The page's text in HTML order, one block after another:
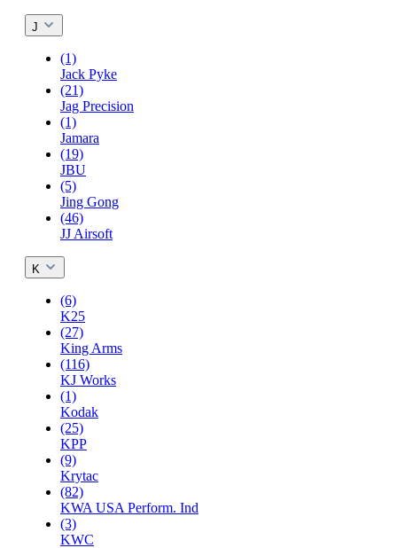
J
(1)
Jack Pyke
(21)
Jag Precision
(1)
Jamara
(19)
JBU
(5)
Jing Gong
(46)
JJ Airsoft
K
(6)
K25
(27)
King Arms
(116)
KJ Works
(1)
Kodak
(25)
KPP
(9)
Krytac
(82)
KWA USA Perform. Ind
(3)
KWC